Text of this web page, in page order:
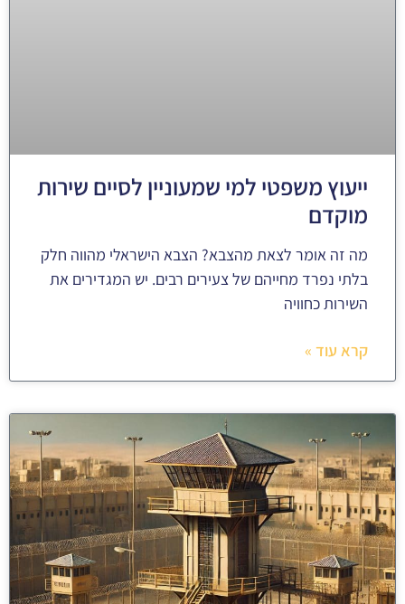
ייעוץ משפטי למי שמעוניין לסיים שירות
מוקדם
מה זה אומר לצאת מהצבא? הצבא הישראלי מהווה חלק
בלתי נפרד מחייהם של צעירים רבים. יש המגדירים את
השירות כחוויה
קרא עוד »